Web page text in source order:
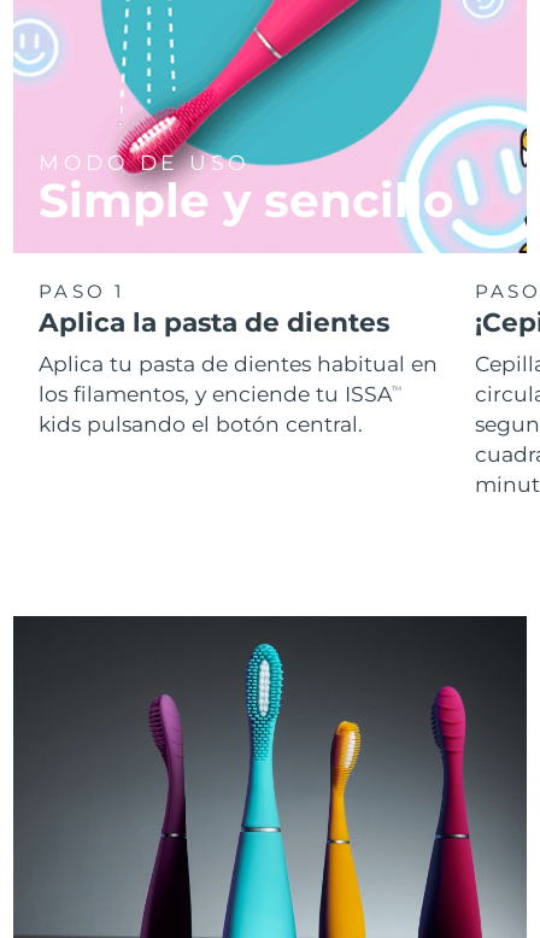
MODO DE USO
Simple y sencillo
PASO 1
Aplica la pasta de dientes
Aplica tu pasta de dientes habitual en
los filamentos, y enciende tu ISSATM
kids pulsando el botón central.